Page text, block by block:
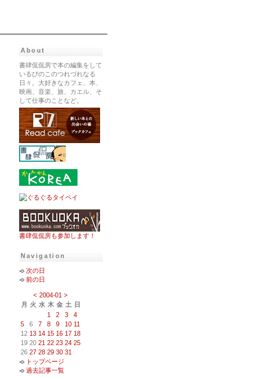
About
書肆侃侃房で本の編集をして
いるぴのこのつれづれなる
日々。大好きなカフェ、本、
映画、音楽、旅、カエル、そ
して仕事のことなど。
書肆侃侃房も参加します！
Navigation
次の日
前の日
< 2004-01 >
月
火 水 木 金 土 日
1
2 3
4
5
6 7 8 9 10 11
12 13 14 15 16 17 18
19 20 21 22 23 24 25
26 27 28 29 30 31
トップページ
過去記事一覧